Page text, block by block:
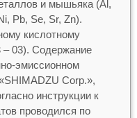
и мышьяка (Al,
Pb, Se, Sr, Zn).
кислотному
03). Содержание
эмиссионном
Corp.»,
инструкции к
проводился по